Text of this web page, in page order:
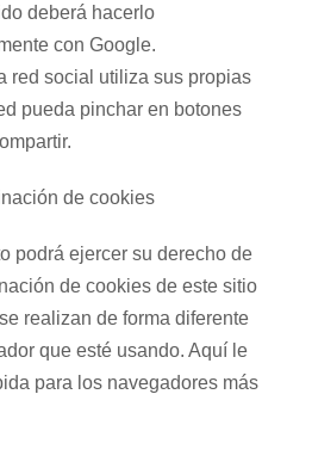
deberá hacerlo
con Google.
red social utiliza sus propias
pueda pinchar en botones
de cookies
podrá ejercer su derecho de
de cookies de este sitio
realizan de forma diferente
que esté usando. Aquí le
para los navegadores más